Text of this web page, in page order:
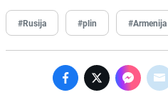
#Rusija #plin #Armenija